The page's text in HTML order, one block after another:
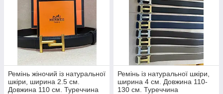
Ремінь жіночий із натуральної
шкіри, ширина 2.5 см.
Довжина 110 см. Туреччина
Ремінь із натуральної шкіри,
ширина 4 см. Довжина 110-
130 см. Туреччина